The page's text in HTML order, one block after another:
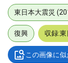
東日本大震災
復興 収録:
この画像に